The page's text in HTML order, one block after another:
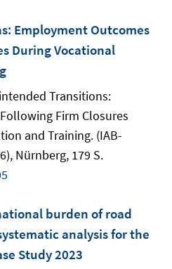
Employment Outcomes
During Vocational
Transitions:
Firm Closures
and Training. (IAB-
Nürnberg, 179 S.
burden of road
analysis for the
Study 2023